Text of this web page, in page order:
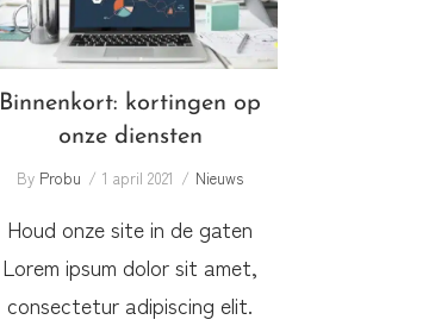
Binnenkort: kortingen op
onze diensten
By Probu 1 april 2021 Nieuws
Houd onze site in de gaten
Lorem ipsum dolor sit amet,
consectetur adipiscing elit.